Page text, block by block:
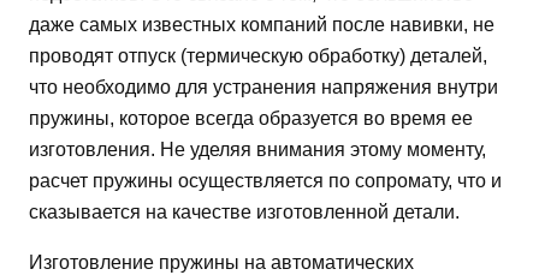
даже самых известных компаний после навивки, не
проводят отпуск (термическую обработку) деталей,
что необходимо для устранения напряжения внутри
пружины, которое всегда образуется во время ее
изготовления. Не уделяя внимания этому моменту,
расчет пружины осуществляется по сопромату, что и
сказывается на качестве изготовленной детали.
Изготовление пружины на автоматических